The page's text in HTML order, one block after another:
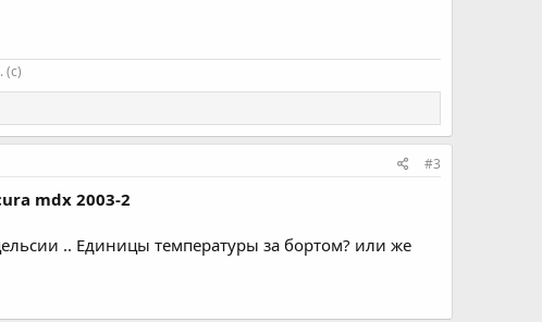
(с)
#3
mdx 2003-2
.. Единицы температуры за бортом? или же